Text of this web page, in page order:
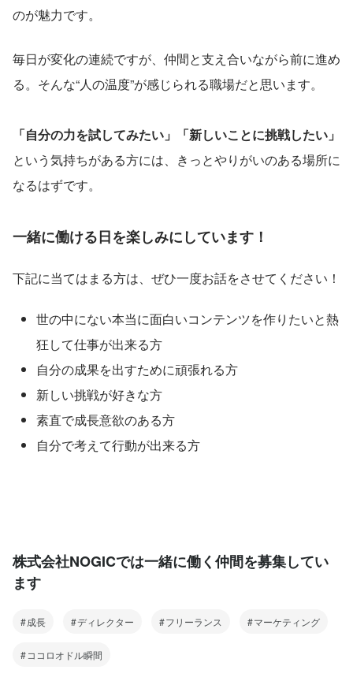
のが魅力です。
毎日が変化の連続ですが、仲間と支え合いながら前に進め
る。そんな“人の温度”が感じられる職場だと思います。
「自分の力を試してみたい」「新しいことに挑戦したい」
という気持ちがある方には、きっとやりがいのある場所に
なるはずです。
一緒に働ける日を楽しみにしています！
下記に当てはまる方は、ぜひ一度お話をさせてください！
世の中にない本当に面白いコンテンツを作りたいと熱
狂して仕事が出来る方
自分の成果を出すために頑張れる方
新しい挑戦が好きな方
素直で成長意欲のある方
自分で考えて行動が出来る方
株式会社NOGICでは一緒に働く仲間を募集してい
ます
成長 ディレクター フリーランス マーケティング
ココロオドル瞬間